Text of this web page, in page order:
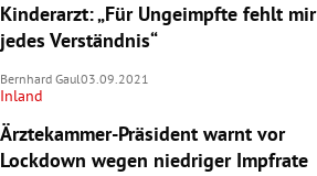
Kinderarzt: „Für Ungeimpfte fehlt mir
jedes Verständnis“
Bernhard Gaul03.09.2021
Inland
Ärztekammer-Präsident warnt vor
Lockdown wegen niedriger Impfrate